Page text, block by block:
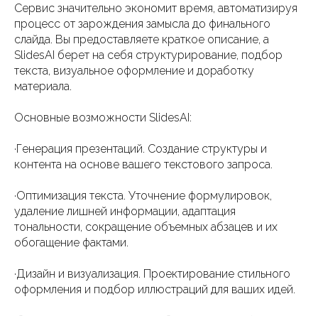
Сервис значительно экономит время, автоматизируя
процесс от зарождения замысла до финального
слайда. Вы предоставляете краткое описание, а
SlidesAI берет на себя структурирование, подбор
текста, визуальное оформление и доработку
материала.
Основные возможности SlidesAI:
·Генерация презентаций. Создание структуры и
контента на основе вашего текстового запроса.
·Оптимизация текста. Уточнение формулировок,
удаление лишней информации, адаптация
тональности, сокращение объемных абзацев и их
обогащение фактами.
·Дизайн и визуализация. Проектирование стильного
оформления и подбор иллюстраций для ваших идей.